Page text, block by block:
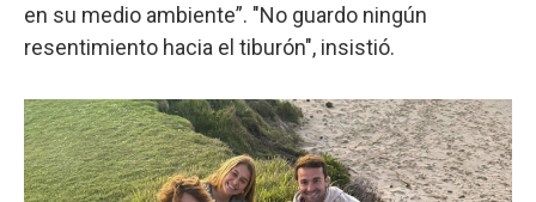
en su medio ambiente”. "No guardo ningún
resentimiento hacia el tiburón", insistió.